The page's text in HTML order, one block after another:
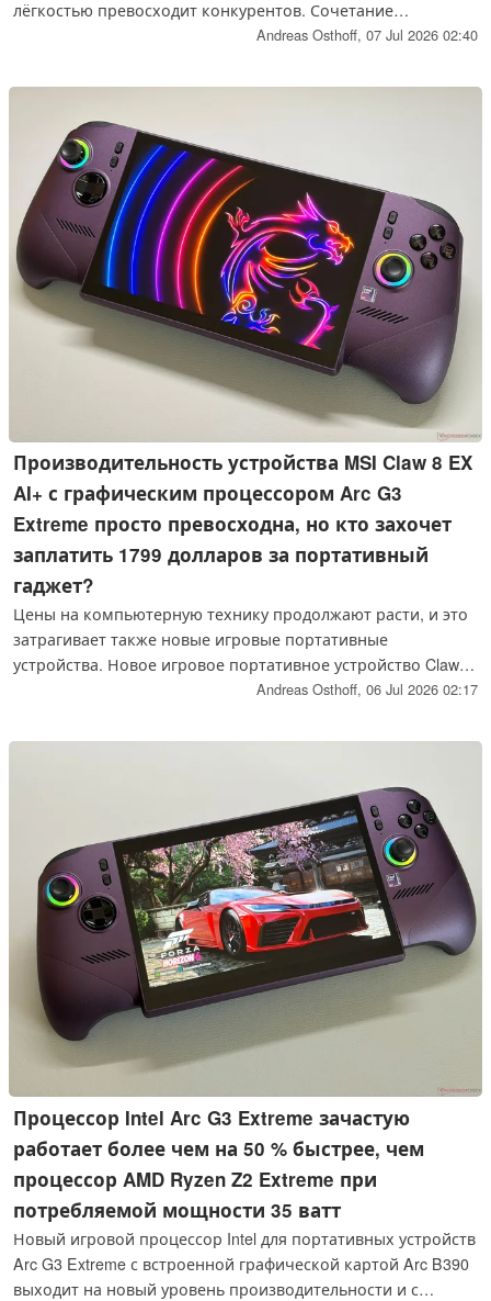
лёгкостью превосходит конкурентов. Сочетание
процессора Arc G3 Extreme и встроенной графической
совершенно новый уровень. Даже актуальная модель AMD
производительности.
Andreas Osthoff, 07 Jul 2026 02:40
Производительность устройства MSI Claw 8 EX
AI+ с графическим процессором Arc G3
Extreme просто превосходна, но кто захочет
заплатить 1799 долларов за портативный
гаджет?
Цены на компьютерную технику продолжают расти, и это
затрагивает также новые игровые портативные
устройства. Новое игровое портативное устройство Claw 8
EX AI+ от MSI, оснащённое новым чипом Intel Arc G3
производительности, однако мы не уверены, что найдётся
Andreas Osthoff, 06 Jul 2026 02:17
Процессор Intel Arc G3 Extreme зачастую
работает более чем на 50 % быстрее, чем
процессор AMD Ryzen Z2 Extreme при
потребляемой мощности 35 ватт
Новый игровой процессор Intel для портативных устройств
Arc G3 Extreme с встроенной графической картой Arc B390
выходит на новый уровень производительности и с